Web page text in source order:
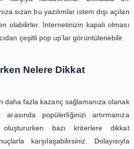
dönüştürülebilir.
WordPress pop up
sitenizden daha fazla gelir
Web sitesi ziyaretçileri de bu
İzin Vermeyin